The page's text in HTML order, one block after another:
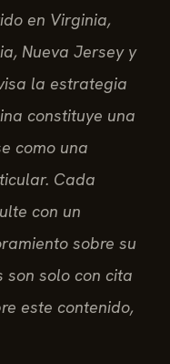
en Virginia,
Nueva Jersey y
la estrategia
constituye una
como una
Cada
con un
sobre su
son solo con cita
este contenido,